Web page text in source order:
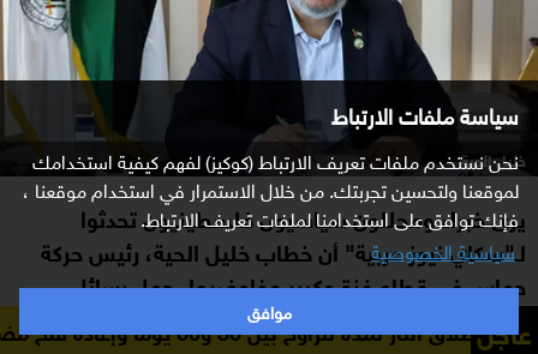
سياسة ملفات الارتباط
نحن نستخدم ملفات تعريف الارتباط (كوكيز) لفهم كيفية استخدامك
لموقعنا ولتحسين تجربتك. من خلال الاستمرار في استخدام موقعنا ،
فإنك توافق على استخدامنا لملفات تعريف الارتباط.
سياسية الخصوصية
موافق
خليل الحية
يرى خبراء ومحللون سياسيون فلسطينيون تحدثوا
لـ"سكاي نيوز عربية" أن خطاب خليل الحية، رئيس حركة
حماس في قطاع غزة وكبير مفاوضيها، حمل رسائل
متعددة الأبعاد، ركزت على تثبيت سردية "النصر" في
عاجل
وإعادة فتح مضيق هرمز